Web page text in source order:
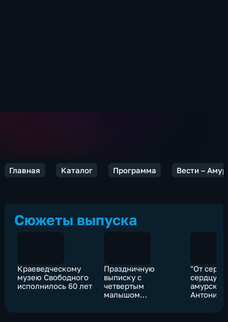
Главная Каталог Программа Вести –
Сюжеты выпуска
Краеведческому
музею Свободного
исполнилось 60 лет
Праздничную
выписку с
четвертым
малышом
"От
сердцу":
Антонина